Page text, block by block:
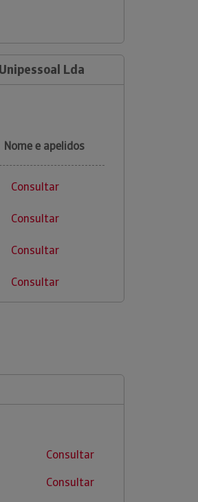
Lda
Nome e apelidos
Consultar
Consultar
Consultar
Consultar
Consultar
Consultar